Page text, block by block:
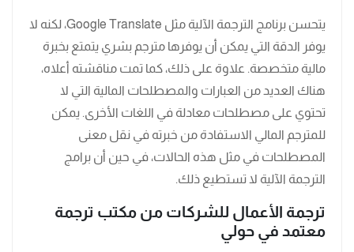
يتحسن برنامج الترجمة الآلية مثل Google Translate، لكنه لا
يوفر الدقة التي يمكن أن يوفرها مترجم بشري يتمتع بخبرة
مالية متخصصة. علاوة على ذلك، كما تمت مناقشته أعلاه،
هناك العديد من العبارات والمصطلحات المالية التي لا
تحتوي على مصطلحات معادلة في اللغات الأخرى. يمكن
للمترجم المالي الاستفادة من خبرته في نقل معنى
المصطلحات في مثل هذه الحالات، في حين أن برامج
الترجمة الآلية لا تستطيع ذلك.
ترجمة الأعمال للشركات من مكتب ترجمة
معتمد في حولي